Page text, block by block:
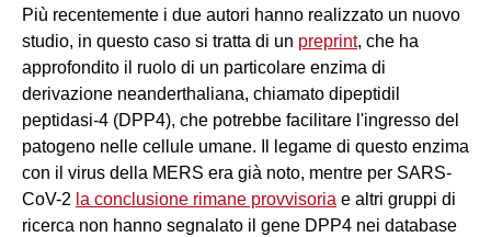
Più recentemente i due autori hanno realizzato un nuovo
studio, in questo caso si tratta di un preprint, che ha
approfondito il ruolo di un particolare enzima di
derivazione neanderthaliana, chiamato dipeptidil
peptidasi-4 (DPP4), che potrebbe facilitare l'ingresso del
patogeno nelle cellule umane. Il legame di questo enzima
con il virus della MERS era già noto, mentre per SARS-
CoV-2 la conclusione rimane provvisoria e altri gruppi di
ricerca non hanno segnalato il gene DPP4 nei database